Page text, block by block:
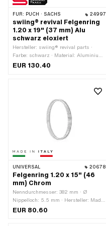
FÜR: PUCH · SACHS 24997
swiing® revival Felgenring
1.20 x 19" (37 mm) Alu
schwarz eloxiert
Hersteller: swiing® revival parts ·
Farbe: schwarz · Material: Aluminium
· Oberfläche: eloxiert · Radgrösse: 19 "
[mm]: 27.7 mm · Ø Nippelloch: 5.5
mm · Anzahl Speichenlöcher: 36 Stk.
EUR 130.40
UNIVERSAL 20678
Felgenring 1.20 x 15" (46
mm) Chrom
Nenndurchmesser: 382 mm · Ø
Nippelloch: 5.5 mm · Hersteller: Made
in Italy · Material: Stahl · Oberfläche:
EUR 80.60